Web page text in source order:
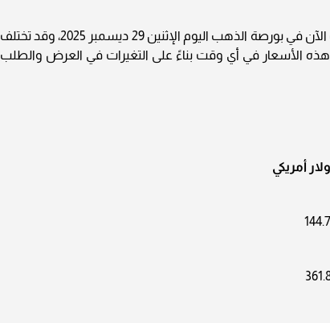
يرجى الانتباه إلى أن الأسعار المذكورة هي أسعار الذهب الآن في بورصة الذهب اليوم الإثنين 29 ديسمبر 2025، وقد تختلف
الأسعار في أي وقت بناءً على التغيرات في العرض والطلب
أمريكي